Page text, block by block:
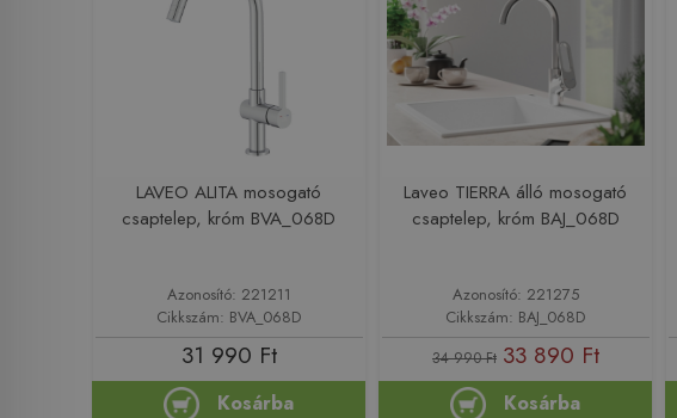
LAVEO ALITA mosogató
csaptelep, króm BVA_068D
Azonosító: 221211
Cikkszám: BVA_068D
31 990 Ft
Kosárba
Laveo TIERRA álló mosogató
csaptelep, króm BAJ_068D
Azonosító: 221275
Cikkszám: BAJ_068D
34 990 Ft 33 890 Ft
Kosárba